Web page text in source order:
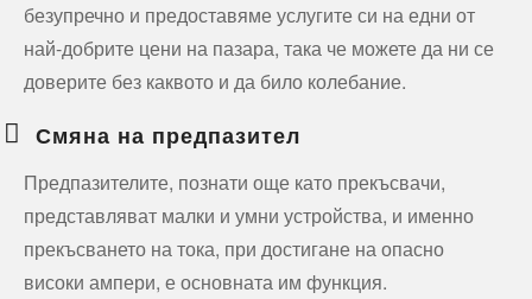
безупречно и предоставяме услугите си на едни от
най-добрите цени на пазара, така че можете да ни се
доверите без каквото и да било колебание.
Смяна на предпазител
Предпазителите, познати още като прекъсвачи,
представляват малки и умни устройства, и именно
прекъсването на тока, при достигане на опасно
високи ампери, е основната им функция.